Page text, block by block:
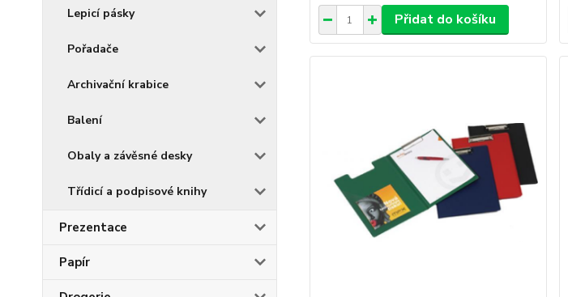
Lepicí pásky
Pořadače
Archivační krabice
Balení
Obaly a závěsné desky
Třídicí a podpisové knihy
Prezentace
Papír
Přidat do košíku